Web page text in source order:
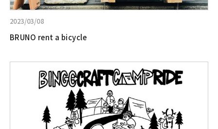
2023/03/08
BRUNO rent a bicycle
る:BINGO